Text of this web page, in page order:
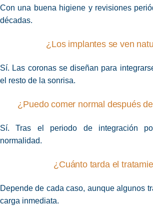
Con una buena higiene y revisiones
décadas.
¿Los implantes se ven
Sí. Las coronas se diseñan para
el resto de la sonrisa.
¿Puedo comer normal después
Sí. Tras el periodo de integración
normalidad.
¿Cuánto tarda el
Depende de cada caso, aunque algunos
carga inmediata.